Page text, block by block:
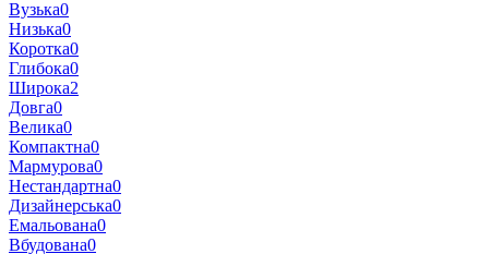
Вузька0
Низька0
Коротка0
Глибока0
Широка2
Довга0
Велика0
Компактна0
Мармурова0
Нестандартна0
Дизайнерська0
Емальована0
Вбудована0